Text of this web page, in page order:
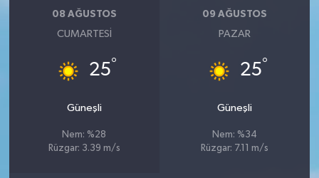
08 AĞUSTOS
CUMARTESI
25°
Güneşli
Nem: %28
Rüzgar: 3.39 m/s
09 AĞUSTOS
PAZAR
25°
Güneşli
Nem: %34
Rüzgar: 7.11 m/s